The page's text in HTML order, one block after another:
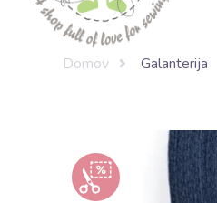
Domov Galanterija